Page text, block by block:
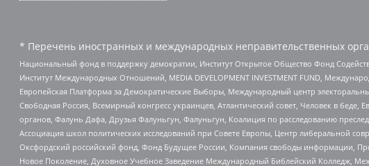
* Перечень иностранных и международных неправительственных
Национальный фонд в поддержку демократии, Институт Открытое Общество Фонд
Институт Международных Отношений, MEDIA DEVELOPMENT INVESTMENT FUND,
Европейская Платформа за Демократические Выборы, Международный центр
Свободная Россия, Всемирный конгресс украинцев, Атлантический совет, Человек в
органов, Фалунь Дафа, Друзья Фалуньгун, Фалуньгун, Коалиция по расследованию
Ассоциация школ политических исследований при Совете Европы, Центр либеральной
Оксфордский российский фонд, Фонд Будущее России, Компания свободы информации,
Новое Поколение, Духовное Учебное Заведение Международный Библейский Колледж,